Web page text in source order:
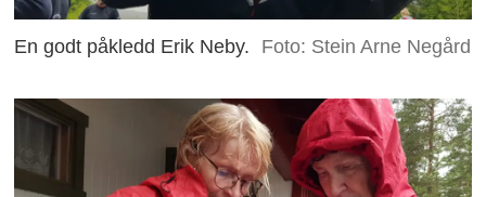
En godt påkledd Erik Neby. Foto: Stein Arne Negård